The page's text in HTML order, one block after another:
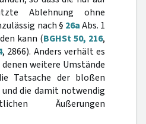
Ablehnung ohne
nach § 26aAbs. 1
kann (BGHSt 50, 216,
, 2866). Anders verhält es
weitere Umstände
Tatsache der bloßen
die damit notwendig
Äußerungen